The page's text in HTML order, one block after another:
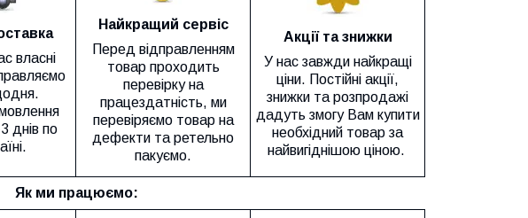
власні
днів по
Найкращий сервіс
Перед відправленням
товар проходить
перевірку на
працездатність, ми
перевіряємо товар на
дефекти та ретельно
пакуємо.
Акції та знижки
У нас завжди найкращі
ціни. Постійні акції,
знижки та розпродажі
дадуть змогу Вам купити
необхідний товар за
найвигіднішою ціною.
Як ми працюємо: